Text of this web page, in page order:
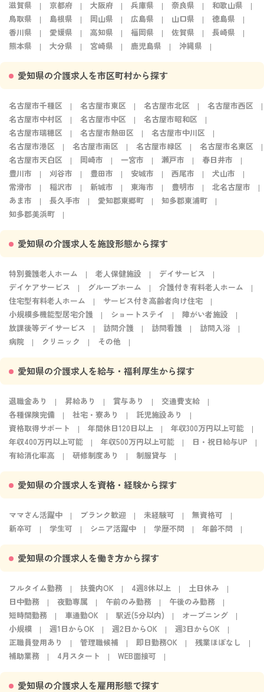
滋賀県
京都府 大阪府 兵庫県 奈良県
和歌山県
鳥取県
島根県 岡山県 広島県 山口県
徳島県
香川県
愛媛県 高知県 福岡県 佐賀県
長崎県
熊本県
大分県 宮崎県 鹿児島県 沖縄県
愛知県の介護求人を市区町村から探す
名古屋市千種区 名古屋市東区 名古屋市北区
名古屋市西区
名古屋市中村区
名古屋市中区
名古屋市昭和区
名古屋市瑞穂区
名古屋市熱田区
名古屋市中川区
名古屋市港区
名古屋市南区 名古屋市緑区
名古屋市名東区
名古屋市天白区
岡崎市 一宮市 瀬戸市
春日井市
豊川市
刈谷市 豊田市 安城市 西尾市
犬山市
常滑市
稲沢市 新城市 東海市 豊明市
北名古屋市
あま市
長久手市 愛知郡東郷町
知多郡東浦町
知多郡美浜町
愛知県の介護求人を施設形態から探す
特別養護老人ホーム 老人保健施設
デイサービス
デイケアサービス
グループホーム
介護付き有料老人ホーム
住宅型有料老人ホーム
サービス付き高齢者向け住宅
小規模多機能型居宅介護
ショートステイ
障がい者施設
放課後等デイサービス
訪問介護 訪問看護
訪問入浴
病院
クリニック その他
愛知県の介護求人を給与・福利厚生から探す
退職金あり 昇給あり 賞与あり
交通費支給
各種保険完備
社宅・寮あり
託児施設あり
資格取得サポート
年間休日120日以上
年収300万円以上可能
年収400万円以上可能
年収500万円以上可能
日・祝日給与UP
有給消化率高
研修制度あり 制服貸与
愛知県の介護求人を資格・経験から探す
ママさん活躍中 ブランク歓迎 未経験可
無資格可
新卒可
学生可 シニア活躍中 学歴不問 年齢不問
愛知県の介護求人を働き方から探す
フルタイム勤務 扶養内OK 4週8休以上
土日休み
日中勤務
夜勤専属 午前のみ勤務
午後のみ勤務
短時間勤務
車通勤OK 駅近(5分以内)
オープニング
小規模
週1日からOK 週2日からOK
週3日からOK
正職員登用あり
管理職候補 即日勤務OK
残業ほぼなし
補助業務
4月スタート WEB面接可
愛知県の介護求人を雇用形態で探す